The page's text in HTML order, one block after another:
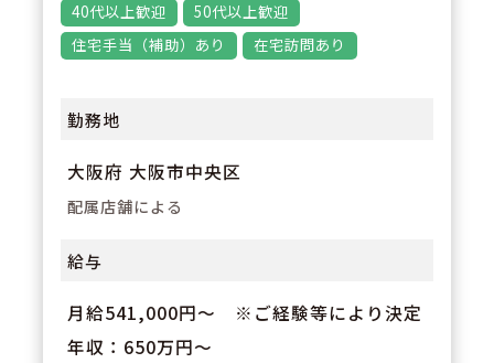
40代以上歓迎
50代以上歓迎
住宅手当（補助）あり
在宅訪問あり
勤務地
大阪府 大阪市中央区
配属店舗による
給与
月給541,000円～ ※ご経験等により決定
年収：650万円～